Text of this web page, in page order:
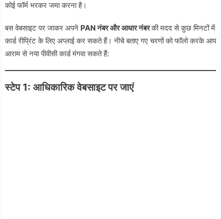
कोई फॉर्म भरकर जमा करना है।
बस वेबसाइट पर जाकर अपने PAN नंबर और आधार नंबरकी मदद से कुछ मिनटों में
कार्ड रीप्रिंट के लिए अप्लाई कर सकते हैं। नीचे बताए गए चरणों को फॉलो करके आप
आराम से नया पीवीसी कार्ड मंगवा सकते हैं:
स्टेप 1: आधिकारिक वेबसाइट पर जाएं